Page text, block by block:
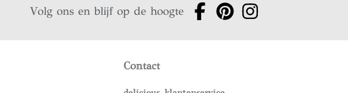
Volg ons en blijf op de hoogte
Contact